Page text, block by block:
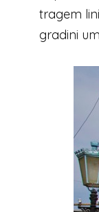
tragem
gradini